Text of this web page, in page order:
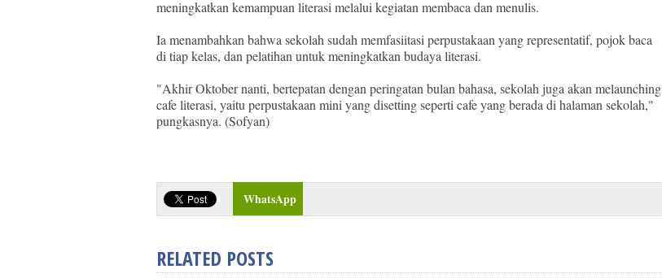
meningkatkan kemampuan literasi melalui kegiatan membaca dan menulis.
Ia menambahkan bahwa sekolah sudah memfasiitasi perpustakaan yang representatif, pojok baca
di tiap kelas, dan pelatihan untuk meningkatkan budaya literasi.
"Akhir Oktober nanti, bertepatan dengan peringatan bulan bahasa, sekolah juga akan melaunching
cafe literasi, yaitu perpustakaan mini yang disetting seperti cafe yang berada di halaman sekolah,"
pungkasnya. (Sofyan)
WhatsApp
RELATED POSTS